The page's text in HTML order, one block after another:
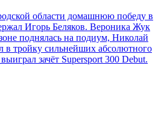
области домашнюю победу в
Игорь Беляков. Вероника Жук
поднялась на подиум, Николай
в тройку сильнейших абсолютного
зачёт Supersport 300 Debut.